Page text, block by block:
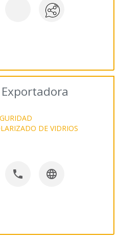
DE VIDRIOS
 